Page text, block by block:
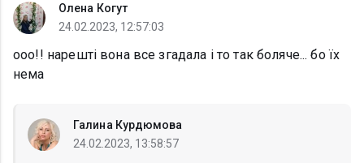
Олена Когут
24.02.2023, 12:57:03
ооо!! нарешті вона все згадала і то так боляче... бо їх
нема
Галина Курдюмова
24.02.2023, 13:58:57